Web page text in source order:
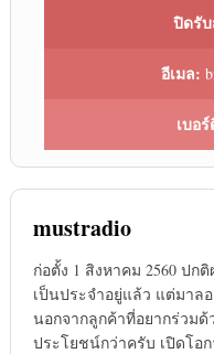
ปิดรั
อีเมล:
เบอ
mustradio
ก่อตั้ง 1 สิงหาคม 2560 ปก
เป็นประจำอยู่แล้ว แต่มาล
นอกจากลูกค้าที่อยากร่วมด้
ประโยชน์กว่าครับ เปิดโอ